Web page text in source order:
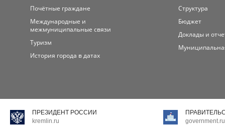
Почётные граждане
Международные и
межмуниципальные связи
Туризм
История города в датах
Структура
Бюджет
Доклады и
ПРЕЗИДЕНТ РОССИИ
kremlin.ru
government.ru